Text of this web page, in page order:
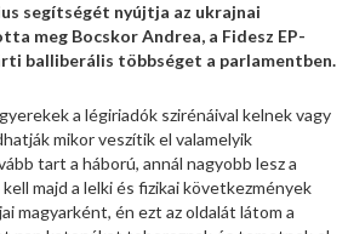
segítségét nyújtja az ukrajnai
meg Bocskor Andrea, a Fidesz EP-
balliberális többséget a parlamentben.
a légiriadók szirénáival kelnek vagy
mikor veszítik el valamelyik
tart a háború, annál nagyobb lesz a
majd a lelki és fizikai következmények
magyarként, én ezt az oldalát látom a